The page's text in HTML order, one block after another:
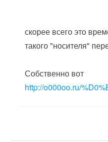
скорее всего это
такого "носителя"
Собственно вот
http://o000oo.ru/